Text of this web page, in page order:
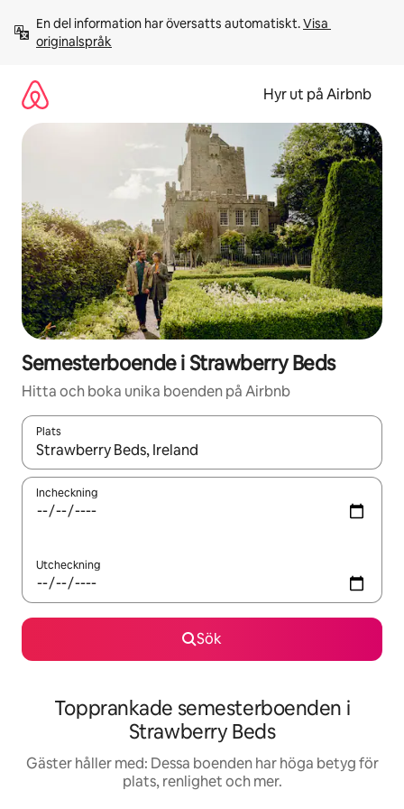
innehåll
En del information har översatts automatiskt. Visa
originalspråk
Hyr ut på Airbnb
Semesterboende i Strawberry Beds
Hitta och boka unika boenden på Airbnb
Plats
När resultaten är tillgängliga kan du navigera med upp- och
Incheckning
Utcheckning
Sök
Topprankade semesterboenden i
Strawberry Beds
Gäster håller med: Dessa boenden har höga betyg för
plats, renlighet och mer.